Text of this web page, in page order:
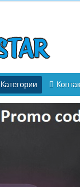
Категории